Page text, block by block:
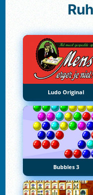
Ludo Original
Bubbles 3